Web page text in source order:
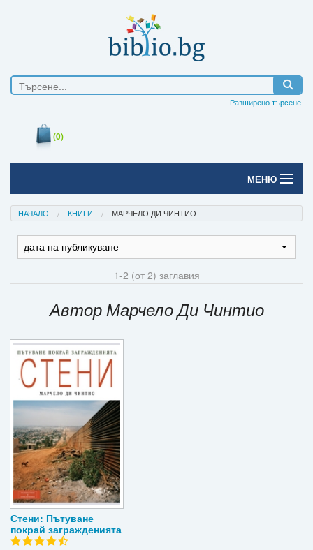
Разширено търсене
(0)
МЕНЮ
Начало
Печатни книги
Е-списания
Подаръци
Ваучери
Промоции
Контакти
Вход
Регистрация
НАЧАЛО КНИГИ МАРЧЕЛО ДИ ЧИНТИО
1-2 (от 2) заглавия
Автор Марчело Ди Чинтио
Стени: Пътуване
покрай загражденията